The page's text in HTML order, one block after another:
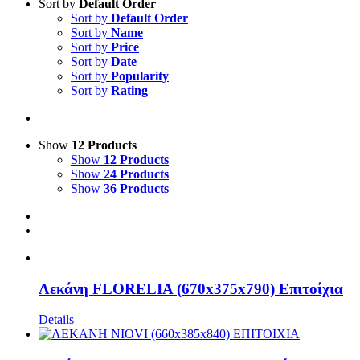
Sort by Default Order
Sort by Default Order
Sort by Name
Sort by Price
Sort by Date
Sort by Popularity
Sort by Rating
Show 12 Products
Show 12 Products
Show 24 Products
Show 36 Products
Λεκάνη FLORELIA (670x375x790) Επιτοίχια
Details